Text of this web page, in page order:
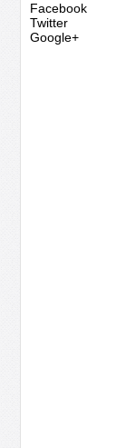
Facebook
Twitter
Google+